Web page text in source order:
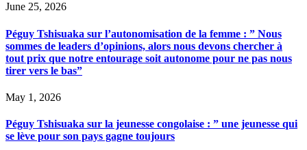
June 25, 2026
Péguy Tshisuaka sur l’autonomisation de la femme : ” Nous
sommes de leaders d’opinions, alors nous devons chercher à
tout prix que notre entourage soit autonome pour ne pas nous
tirer vers le bas”
May 1, 2026
Péguy Tshisuaka sur la jeunesse congolaise : ” une jeunesse qui
se lève pour son pays gagne toujours